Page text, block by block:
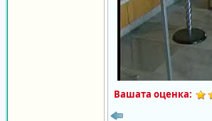
Вашата оценка: